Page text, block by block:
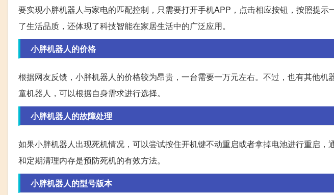
要实现小胖机器人与家电的匹配控制，只需要打开手机APP，点击相应按钮，按照提
了生活品质，还体现了科技智能在家居生活中的广泛应用。
小胖机器人的价格
根据网友反馈，小胖机器人的价格较为昂贵，一台需要一万元左右。不过，也有其他
童机器人，可以根据自身需求进行选择。
小胖机器人的故障处理
如果小胖机器人出现死机情况，可以尝试按住开机键不动重启或者拿掉电池进行重启
和定期清理内存是预防死机的有效方法。
小胖机器人的型号版本